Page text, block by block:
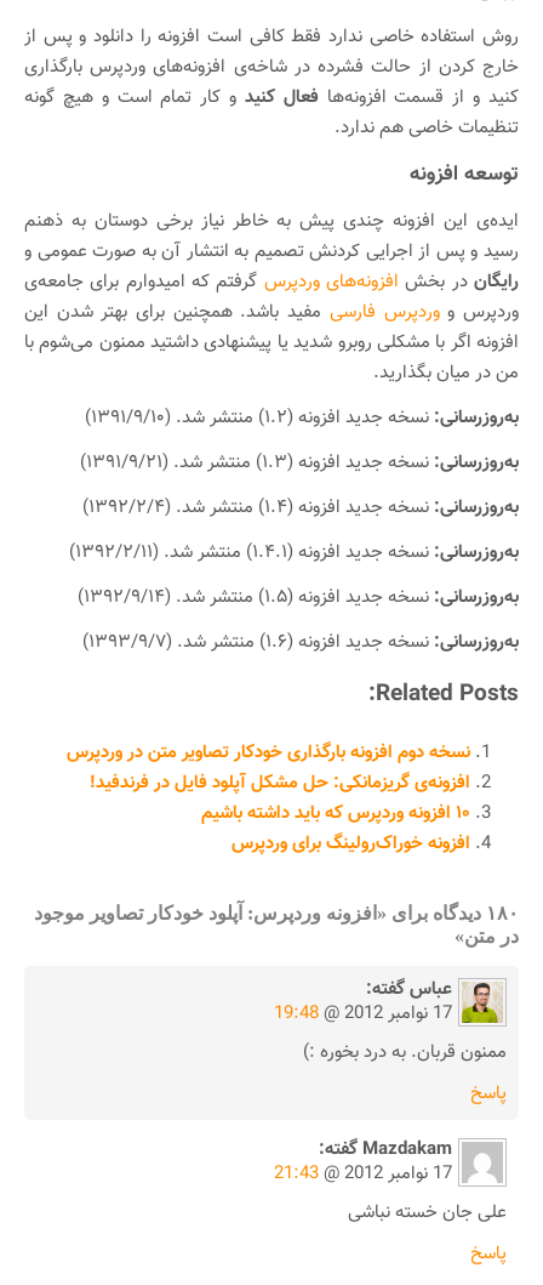
روش استفاده خاصی ندارد فقط کافی است افزونه را دانلود و پس از
خارج کردن از حالت فشرده در شاخه‌ی افزونه‌های وردپرس بارگذاری
کنید و از قسمت افزونه‌هافعال کنید و کار تمام است و هیچ گونه
تنظیمات خاصی هم ندارد.
توسعه افزونه
ایده‌ی این افزونه چندی پیش به خاطر نیاز برخی دوستان به ذهنم
رسید و پس از اجرایی کردنش تصمیم به انتشار آن به صورت عمومی و
رایگاندر بخش افزونه‌های وردپرس گرفتم که امیدوارم برای جامعه‌ی
وردپرس ووردپرس فارسی مفید باشد. همچنین برای بهتر شدن این
افزونه اگر با مشکلی روبرو شدید یا پیشنهادی داشتید ممنون می‌شوم با
من در میان بگذارید.
به‌روزرسانی: نسخه جدید افزونه (۱.۲) منتشر شد. (۱۳۹۱/۹/۱۰)
به‌روزرسانی: نسخه جدید افزونه (۱.۳) منتشر شد. (۱۳۹۱/۹/۲۱)
به‌روزرسانی: نسخه جدید افزونه (۱.۴) منتشر شد. (۱۳۹۲/۲/۴)
به‌روزرسانی: نسخه جدید افزونه (۱.۴.۱) منتشر شد. (۱۳۹۲/۲/۱۱)
به‌روزرسانی: نسخه جدید افزونه (۱.۵) منتشر شد. (۱۳۹۲/۹/۱۴)
به‌روزرسانی: نسخه جدید افزونه (۱.۶) منتشر شد. (۱۳۹۳/۹/۷)
Related Posts:
نسخه دوم افزونه بارگذاری خودکار تصاویر متن در وردپرس
افزونه‌ی گریزمانکی: حل مشکل آپلود فایل در فرندفید!
۱۰ افزونه‌ وردپرس که باید داشته باشیم
افزونه خوراک‌رولینگ برای وردپرس
۱۸۰ دیدگاه برای «افزونه وردپرس: آپلود خودکار تصاویر موجود
در متن»
عباسگفته:
17 نوامبر 2012 @
19:48
ممنون قربان. به درد بخوره :)
پاسخ
Mazdakam گفته:
17 نوامبر 2012 @
21:43
علی جان خسته نباشی
پاسخ